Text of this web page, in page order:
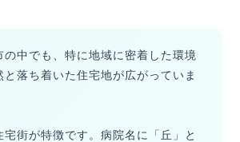
中でも、特に地域に密着した環境
落ち着いた住宅地が広がっていま
街が特徴です。病院名に「丘」と